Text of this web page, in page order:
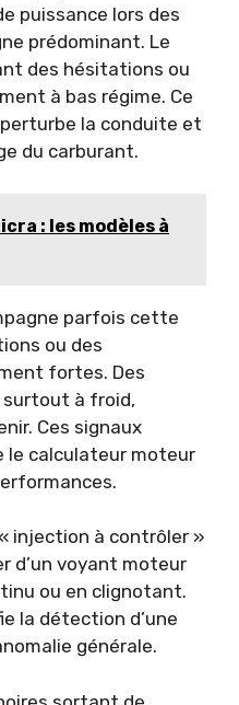
puissance lors des
prédominant. Le
des hésitations ou
à bas régime. Ce
la conduite et
du carburant.
: les modèles à
parfois cette
ou des
fortes. Des
surtout à froid,
Ces signaux
le calculateur moteur
injection à contrôler »
d’un voyant moteur
ou en clignotant.
la détection d’une
générale.